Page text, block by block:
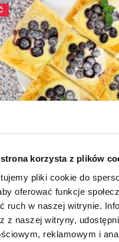
korzysta z plików
pliki cookie do
oferować funkcje
ruch w naszej witrynie.
z naszej witryny,
reklamowym i
francuskie z
30 min. 1531 kcal